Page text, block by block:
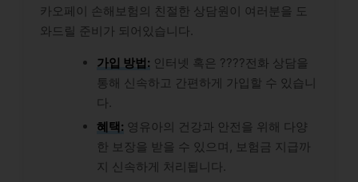
카오페이 손해보험의 친절한 상담원이 여러분을 도
와드릴 준비가 되어있습니다.
가입 방법: 인터넷 혹은 ????전화 상담을
통해 신속하고 간편하게 가입할 수 있습니
다.
혜택: 영유아의 건강과 안전을 위해 다양
한 보장을 받을 수 있으며, 보험금 지급까
지 신속하게 처리됩니다.